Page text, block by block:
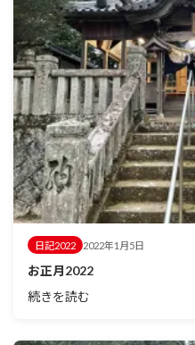
日記2022 2022年1月5日
お正月2022
続きを読む